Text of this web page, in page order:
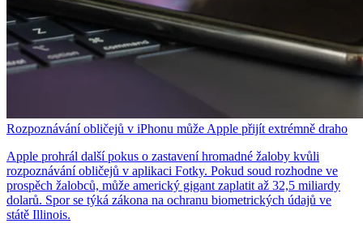
Rozpoznávání obličejů v iPhonu může Apple přijít extrémně draho
Apple prohrál další pokus o zastavení hromadné žaloby kvůli
rozpoznávání obličejů v aplikaci Fotky. Pokud soud rozhodne ve
prospěch žalobců, může americký gigant zaplatit až 32,5 miliardy
dolarů. Spor se týká zákona na ochranu biometrických údajů ve
státě Illinois.